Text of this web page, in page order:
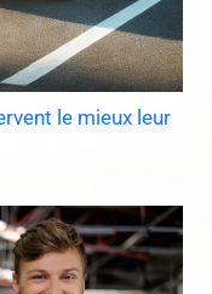
le mieux leur